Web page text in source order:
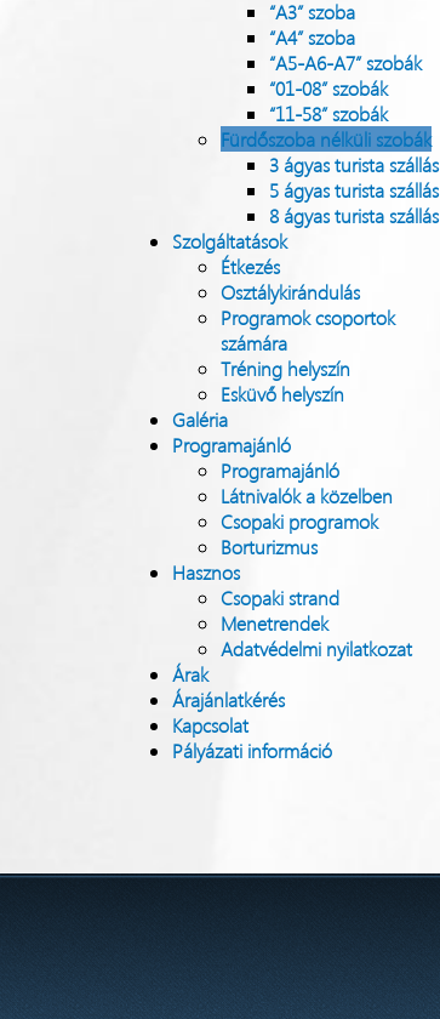
“A3” szoba
“A4” szoba
“A5-A6-A7” szobák
“01-08” szobák
“11-58” szobák
Fürdőszoba nélküli szobák
3 ágyas turista szállás
5 ágyas turista szállás
8 ágyas turista szállás
Szolgáltatások
Étkezés
Osztálykirándulás
Programok csoportok
számára
Tréning helyszín
Esküvő helyszín
Galéria
Programajánló
Programajánló
Látnivalók a közelben
Csopaki programok
Borturizmus
Hasznos
Csopaki strand
Menetrendek
Adatvédelmi nyilatkozat
Árak
Árajánlatkérés
Kapcsolat
Pályázati információ